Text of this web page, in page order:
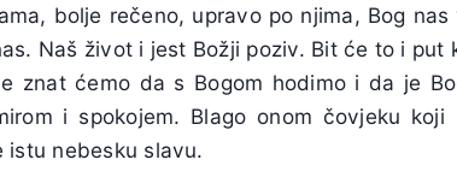
bolje rečeno, upravo po njima, Bog
Naš život i jest Božji poziv. Bit će to i put
znat ćemo da s Bogom hodimo i da je
i spokojem. Blago onom čovjeku koji
istu nebesku slavu.